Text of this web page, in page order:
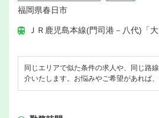
福岡県春日市
ＪＲ鹿児島本線(門司港－八代)「
同じエリアで似た条件の求人や、同じ路
介いたします。お悩みやご希望があれば